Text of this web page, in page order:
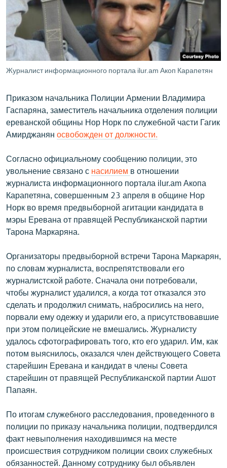
ՄԻՋԱԶԳԱՅԻՆ
ՄՇԱԿՈՒՅԹ
ՍՊՈՐՏ
ՄԵԿՆԱԲԱՆՈՒԹՅՈՒՆ
ԿՈՐՈՆԱՎԻՐՈՒՍ
ԱՐԽԻՎ
ՏԵՍԱՆՅՈՒԹԵՐ
ԲԱՆԱՎԵՃ
ՁԳՏԵԼՈՎ ԼԱՎԱԳՈՒՅՆԻՆ
ՓՈԴՔԱՍԹ
Հայերեն
English
Русский
ՀԵՏԵՎԵՔ ՄԵԶ
«Ազատության» բոլոր կայքերը
Журналист информационного портала ilur.am Акоп Карапетян
Приказом начальника Полиции Армении Владимира
Гаспаряна, заместитель начальника отделения полиции
ереванской общины Нор Норк по служебной части Гагик
Амирджанян освобожден от должности.
Согласно официальному сообщению полиции, это
увольнение связано с насилием в отношении
журналиста информационного портала ilur.am Акопа
Карапетяна, совершенным 23 апреля в общине Нор
Норк во время предвыборной агитации кандидата в
мэры Еревана от правящей Республиканской партии
Тарона Маркаряна.
Организаторы предвыборной встречи Тарона Маркарян,
по словам журналиста, воспрепятствовали его
журналистской работе. Сначала они потребовали,
чтобы журналист удалился, а когда тот отказался это
сделать и продолжил снимать, набросились на него,
порвали ему одежку и ударили его, а присутствовавшие
при этом полицейские не вмешались. Журналисту
удалось сфотографировать того, кто его ударил. Им, как
потом выяснилось, оказался член действующего Совета
старейшин Еревана и кандидат в члены Совета
старейшин от правящей Республиканской партии Ашот
Папаян.
По итогам служебного расследования, проведенного в
полиции по приказу начальника полиции, подтвердился
факт невыполнения находившимся на месте
происшествия сотрудником полиции своих служебных
обязанностей. Данному сотруднику был объявлен